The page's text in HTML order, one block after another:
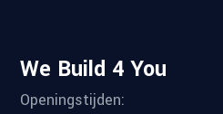
We Build 4 You
Openingstijden: